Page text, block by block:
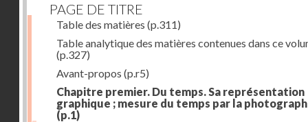
PAGE DE TITRE
Table des matières (p.311)
Table analytique des matières contenues dans ce
(p.327)
Avant-propos (p.r5)
Chapitre premier. Du temps. Sa représentation
graphique ; mesure du temps par la
(p.1)